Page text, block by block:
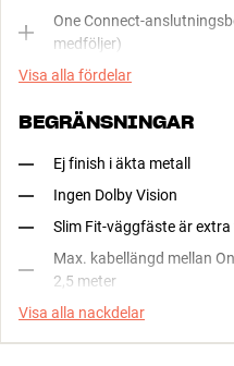
One Connect-
medföljer)
Visa alla fördelar
BEGRÄNSNINGAR
Ej finish i äkta metall
Ingen Dolby Vision
Slim Fit-väggfäste är
Max. kabellängd mellan
2,5 meter
Visa alla nackdelar